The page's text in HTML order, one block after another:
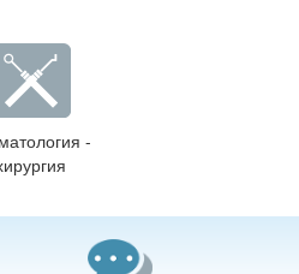
-